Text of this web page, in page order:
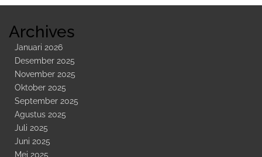
Archives
Januari 2026
Desember 2025
November 2025
Oktober 2025
September 2025
Agustus 2025
Juli 2025
Juni 2025
Mei 2025